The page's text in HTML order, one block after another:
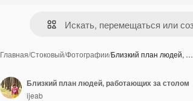
Главная/Стоковый/Фотографии/Близкий план людей, …
Близкий план людей, работающих за столом
ijeab